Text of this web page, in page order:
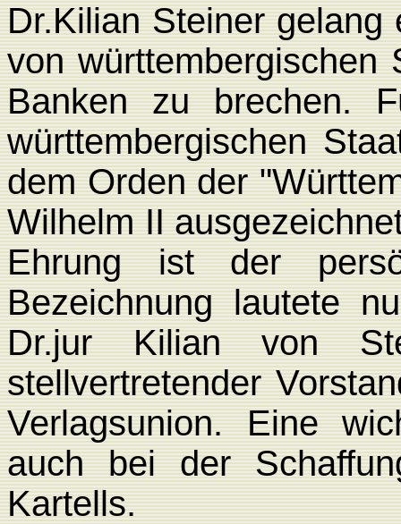
Dr.Kilian Steiner
von württembergischen
Banken zu brechen.
württembergischen
dem Orden der
Wilhelm II
Ehrung ist der
Bezeichnung lautete
Dr.jur Kilian von
stellvertretender
Verlagsunion. Eine
auch bei der
Kartells.